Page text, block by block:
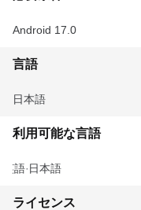
Android 17.0
言語
日本語
利用可能な言語
英語 日本語
ライセンス